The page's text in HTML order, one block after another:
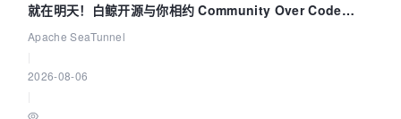
就在明天！白鲸开源与你相约 Community Over Code
Asia 2026 主题演讲！
Apache SeaTunnel
2026-08-06